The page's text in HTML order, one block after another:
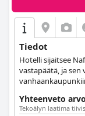
Tiedot
Hotelli sijaitsee
vastapäätä, ja
Yhteenveto
Tekoälyn laatima